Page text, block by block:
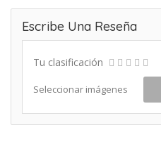
Escribe Una Reseña
Tu clasificación
Seleccionar imágenes